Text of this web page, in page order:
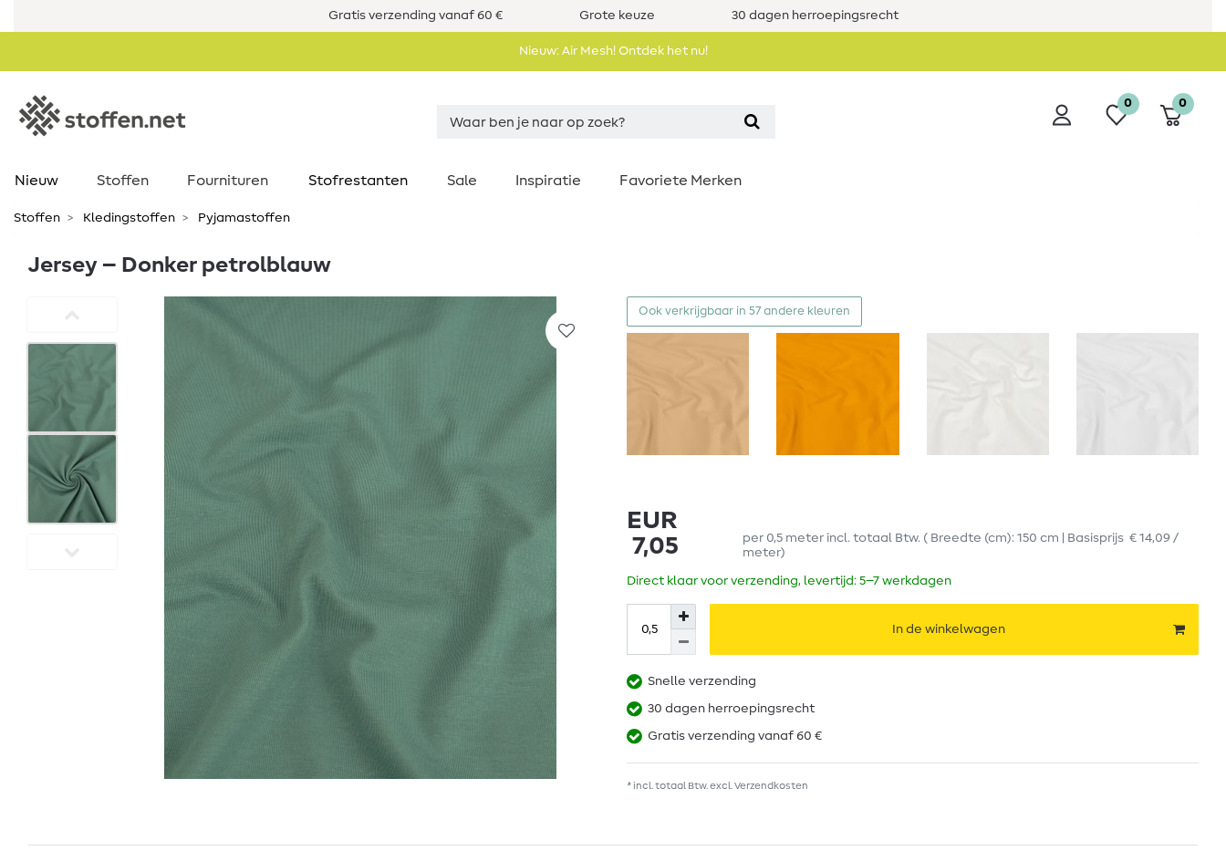
Gratis verzending vanaf 60 € Grote keuze 30 dagen herroepingsrecht
Nieuw: Air Mesh! Ontdek het nu!
0 0
Nieuw Stoffen Fournituren Stofrestanten Sale Inspiratie Favoriete Merken
Stoffen Kledingstoffen Pyjamastoffen
Jersey – Donker petrolblauw
Ook verkrijgbaar in 57 andere kleuren
EUR
7,05
per 0,5 meter incl. totaal Btw. ( Breedte (cm): 150 cm | Basisprijs € 14,09 /
meter)
Direct klaar voor verzending, levertijd: 5–7 werkdagen
In de winkelwagen
Snelle verzending
30 dagen herroepingsrecht
Gratis verzending vanaf 60 €
* incl. totaal Btw. excl.Verzendkosten